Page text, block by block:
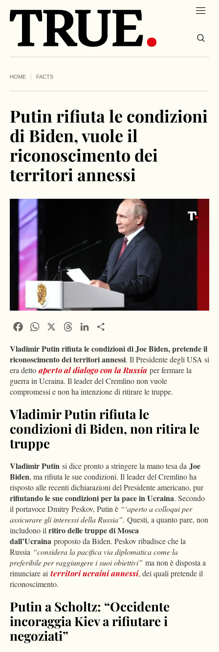
HOME FACTS
Putin rifiuta le condizioni
di Biden, vuole il
riconoscimento dei
territori annessi
FacebookWhatsApp ThreadsLinkedIn
Vladimir Putin rifiuta le condizioni di Joe Biden, pretende il
riconoscimento dei territori annessi. Il Presidente degli USA si
era detto aperto al dialogo con la Russia per fermare la
guerra in Ucraina. Il leader del Cremlino non vuole
compromessi e non ha intenzione di ritirare le truppe.
Vladimir Putin rifiuta le
condizioni di Biden, non ritira le
truppe
Vladimir Putin si dice pronto a stringere la mano tesa da Joe
Biden, ma rifiuta le sue condizioni. Il leader del Cremlino ha
risposto alle recenti dichiarazioni del Presidente americano, pur
rifiutando le sue condizioni per la pace in Ucraina. Secondo
il portavoce Dmitry Peskov, Putin è “‘aperto a colloqui per
assicurare gli interessi della Russia”. Questi, a quanto pare, non
includono ilritiro delle truppe di Mosca
dall’Ucraina proposto da Biden. Peskov ribadisce che la
Russia “considera la pacifica via diplomatica come la
preferibile per raggiungere i suoi obiettivi” ma non è disposta a
rinunciare ai territori ucraini annessi, dei quali pretende il
riconoscimento.
Putin a Scholtz: “Occidente
incoraggia Kiev a rifiutare i
negoziati”